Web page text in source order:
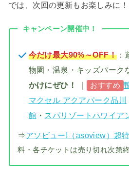
では、次回の更新もお楽しみに！
キャンペーン開催中！
今だけ最大90%～OFF！：
物園・温泉・キッズパー
かけにぜひ！
｜ おすすめ
マクセル アクアパーク品川
館 ・ スパリゾートハワイア
⇒アソビュー!（asoview）超特
料・各チケットは売り切れ次第